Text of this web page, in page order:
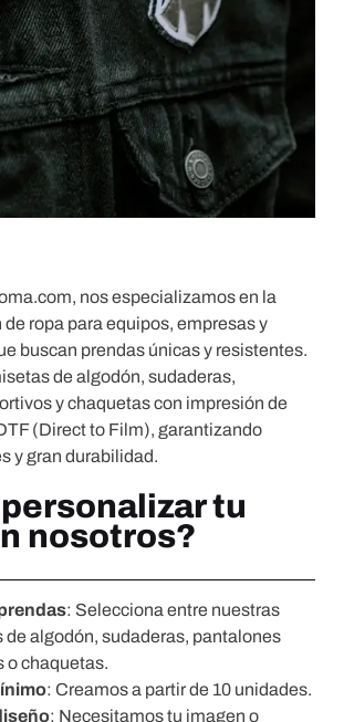
nos especializamos en la
ropa para equipos, empresas y
buscan prendas únicas y resistentes.
de algodón, sudaderas,
y chaquetas con impresión de
(Direct to Film), garantizando
y gran durabilidad.
tu
nosotros?
: Selecciona entre nuestras
de algodón, sudaderas, pantalones
o chaquetas.
: Creamos a partir de 10 unidades.
: Necesitamos tu imagen o